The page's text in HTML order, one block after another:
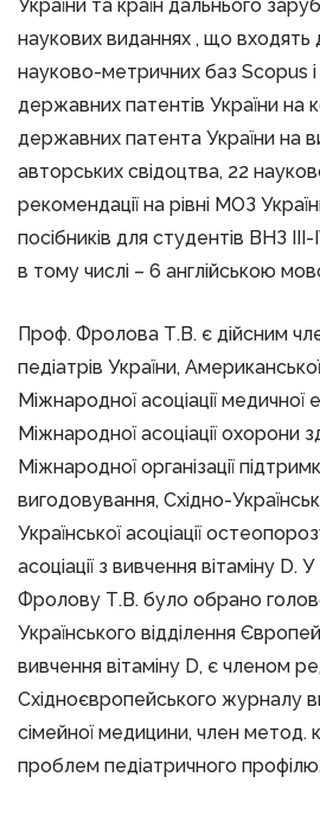
України та країн дальнього
наукових виданнях , що
науково-метричних баз Scopus
державних патентів України на
державних патента України на
авторських свідоцтва, 22
рекомендації на рівні МОЗ
посібників для студентів ВНЗ ІІІ-
в тому числі – 6 англійською
Проф. Фролова Т.В. є дійсним
педіатрів України, Американської
Міжнародної асоціації медичної
Міжнародної асоціації охорони
Міжнародної організації
вигодовування, Східно-
Української асоціації
асоціації з вивчення вітаміну D.
Фролову Т.В. було обрано
Українського відділення
вивчення вітаміну D, є членом
Східноєвропейського журналу
сімейної медицини, член метод.
проблем педіатричного профілю.